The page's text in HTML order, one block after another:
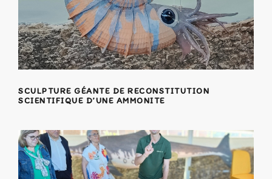
SCULPTURE GÉANTE DE RECONSTITUTION
SCIENTIFIQUE D’UNE AMMONITE